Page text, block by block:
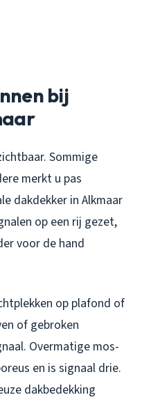
bij
Sommige
merkt u pas
dakdekker in Alkmaar
op een rij gezet,
voor de hand
op plafond of
of gebroken
Overmatige mos-
en is signaal drie.
dakbedekking